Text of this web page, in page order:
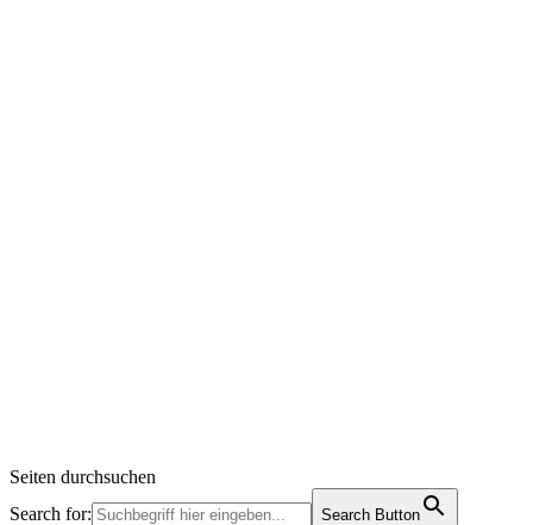
Seiten durchsuchen
Search for:
Search Button